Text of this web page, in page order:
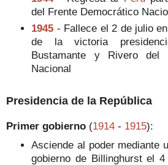
del Frente Democrático
1945 - Fallece el 2 de julio en
de la victoria
Bustamante y Rivero del
Nacional
Presidencia de la República
Primer gobierno (1914 - 1915):
Asciende al poder mediante
gobierno de Billinghurst el